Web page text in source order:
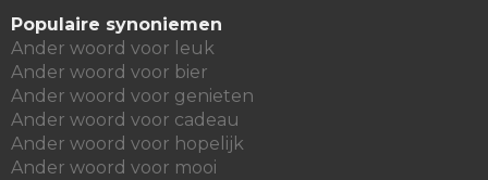
Populaire synoniemen
Ander woord voor leuk
Ander woord voor bier
Ander woord voor genieten
Ander woord voor cadeau
Ander woord voor hopelijk
Ander woord voor mooi